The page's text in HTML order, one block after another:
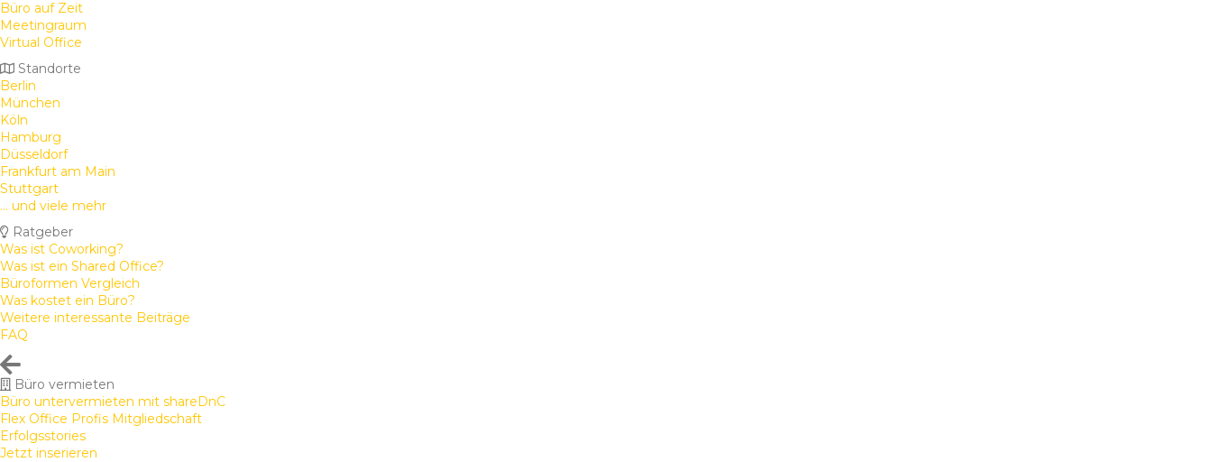
Büro auf Zeit
Meetingraum
Virtual Office
Standorte
Berlin
München
Köln
Hamburg
Düsseldorf
Frankfurt am Main
Stuttgart
... und viele mehr
Ratgeber
Was ist Coworking?
Was ist ein Shared Office?
Büroformen Vergleich
Was kostet ein Büro?
Weitere interessante Beiträge
FAQ
Büro vermieten
Büro untervermieten mit shareDnC
Flex Office Profis Mitgliedschaft
Erfolgsstories
Jetzt inserieren